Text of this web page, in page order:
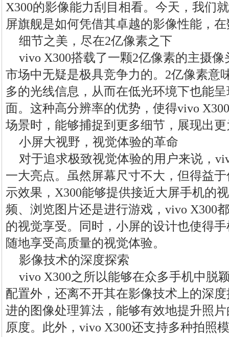
X300的影像能力刮目相看。今天，我们
屏旗舰是如何凭借其卓越的影像性能，
细节之美，尽在2亿像素之下
vivo X300搭载了一颗2亿像素的主摄
市场中无疑是极具竞争力的。2亿像素意
多的光线信息，从而在低光环境下也能
面。这种高分辨率的优势，使得vivo
场景时，能够捕捉到更多细节，展现出
小屏大视野，视觉体验的革命
对于追求极致视觉体验的用户来说，
一大亮点。虽然屏幕尺寸不大，但得益
示效果，X300能够提供接近大屏手机的
频、浏览图片还是进行游戏，vivo X300
的视觉享受。同时，小屏的设计也使得
随地享受高质量的视觉体验。
影像技术的深度探索
vivo X300之所以能够在众多手机中脱
配置外，还离不开其在影像技术上的深
进的图像处理算法，能够有效地提升照
原度。此外，vivo X300还支持多种拍照